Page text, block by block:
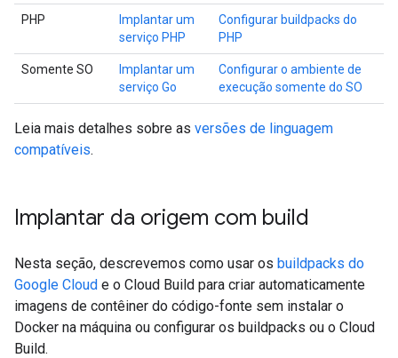
PHP
Implantar um
serviço PHP
Configurar buildpacks do
PHP
Somente SO
Implantar um
serviço Go
Configurar o ambiente de
execução somente do SO
Leia mais detalhes sobre as versões de linguagem
compatíveis.
Implantar da origem com build
Nesta seção, descrevemos como usar os buildpacks do
Google Cloud e o Cloud Build para criar automaticamente
imagens de contêiner do código-fonte sem instalar o
Docker na máquina ou configurar os buildpacks ou o Cloud
Build.